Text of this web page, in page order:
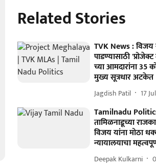
Related Stories
TVK News :
पाडण्यासाठी
च्या आमदारांना 35
मुख्य सूत्रधार अटकेत
Jagdish Patil 17
Tamilnadu
तामिळनाडूच्या
विजय यांना मोठा
न्यायालयाचा
Deepak Kulkarni